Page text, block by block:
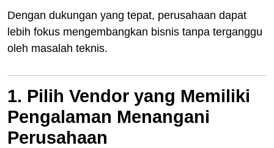
Dengan dukungan yang tepat, perusahaan dapat
lebih fokus mengembangkan bisnis tanpa terganggu
oleh masalah teknis.
1. Pilih Vendor yang Memiliki
Pengalaman Menangani
Perusahaan